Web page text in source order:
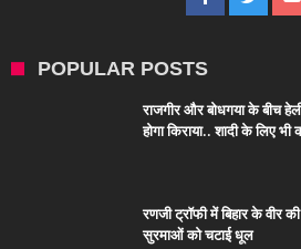
POPULAR POSTS
राजगीर और बोधगया के बीच
होगा किराया.. शादी के लिए
रणजी ट्रॉफी में बिहार के वीर
सुरमाओं को चटाई धूल